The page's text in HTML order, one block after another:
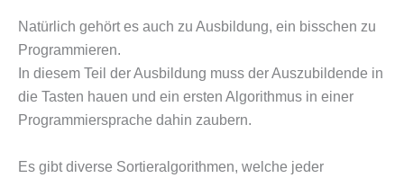
Natürlich gehört es auch zu Ausbildung, ein bisschen zu
Programmieren.
In diesem Teil der Ausbildung muss der Auszubildende in
die Tasten hauen und ein ersten Algorithmus in einer
Programmiersprache dahin zaubern.
Es gibt diverse Sortieralgorithmen, welche jeder